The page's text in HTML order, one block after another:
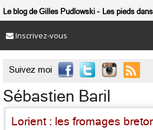
Le blog de Gilles Pudlowski Les pieds
Inscrivez-vous
Suivez moi 
Sébastien Baril
Lorient : les fromages